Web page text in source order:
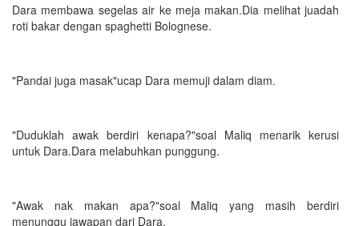
Dara membawa segelas air ke meja makan.Dia melihat juadah
roti bakar dengan spaghetti Bolognese.
"Pandai juga masak"ucap Dara memuji dalam diam.
"Duduklah awak berdiri kenapa?"soal Maliq menarik kerusi
untuk Dara.Dara melabuhkan punggung.
"Awak nak makan apa?"soal Maliq yang masih berdiri
menunggu jawapan dari Dara.